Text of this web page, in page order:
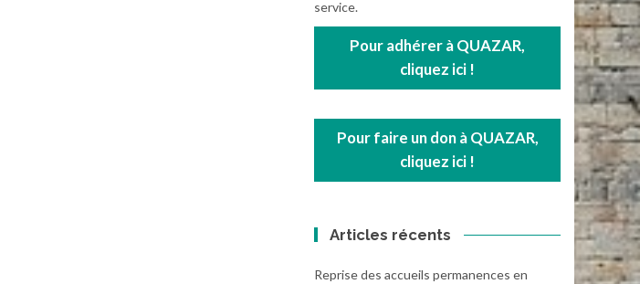
service.
Pour adhérer à QUAZAR,
cliquez ici !
Pour faire un don à QUAZAR,
cliquez ici !
Articles récents
Reprise des accueils permanences en